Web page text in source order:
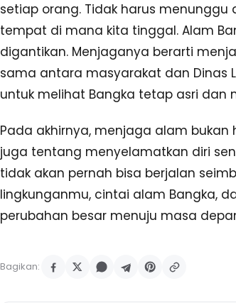
setiap orang. Tidak harus
tempat di mana kita tinggal. Alam
digantikan. Menjaganya berarti
sama antara masyarakat dan Dinas
untuk melihat Bangka tetap asri dan
Pada akhirnya, menjaga alam
juga tentang menyelamatkan diri
tidak akan pernah bisa berjalan
lingkunganmu, cintai alam Bangka,
perubahan besar menuju masa
Bagikan: